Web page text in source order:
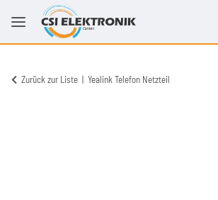
Zurück zur Liste Yealink Telefon Netzteil